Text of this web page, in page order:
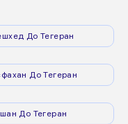
До Тегеран
До Тегеран
До Тегеран